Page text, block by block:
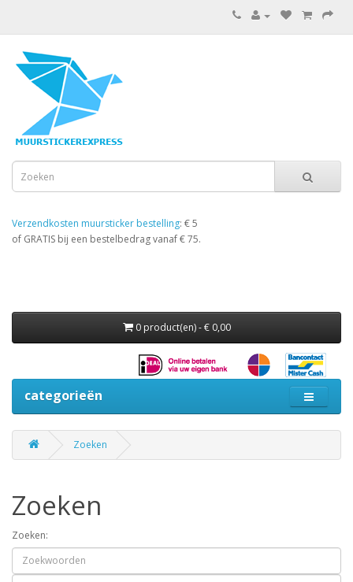
Verzendkosten muursticker bestelling: € 5
of GRATIS bij een bestelbedrag vanaf € 75.
0 product(en) - € 0,00
categorieën
Zoeken
Zoeken
Zoeken: